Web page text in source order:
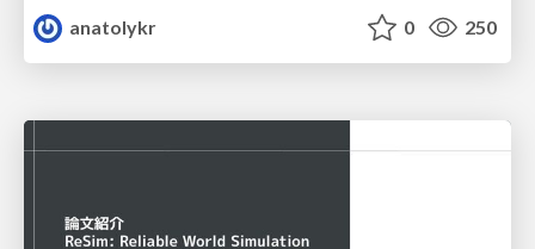
anatolykr
0 250